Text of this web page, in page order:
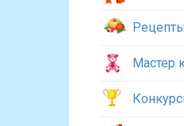
Мастер